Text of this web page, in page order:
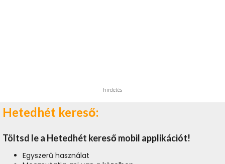
hirdetés
Hetedhét kereső:
Töltsd le a Hetedhét kereső mobil applikációt!
Egyszerű használat